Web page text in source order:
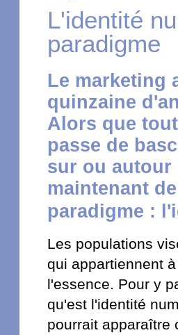
L'identité
paradigme
Le marketing
quinzaine
Alors que
passe de
sur ou autour
maintenant
paradigme :
Les populations
qui appartiennent
l'essence. Pour y
qu'est l'identité
pourrait apparaître